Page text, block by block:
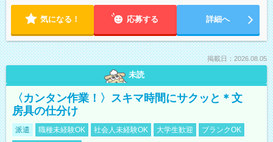
気になる！ 応募する 詳細へ
掲載日：2026.08.05
未読
〈カンタン作業！〉スキマ時間にサクッと＊文
房具の仕分け
派遣 職種未経験OK 社会人未経験OK 大学生歓迎
ブランクOK